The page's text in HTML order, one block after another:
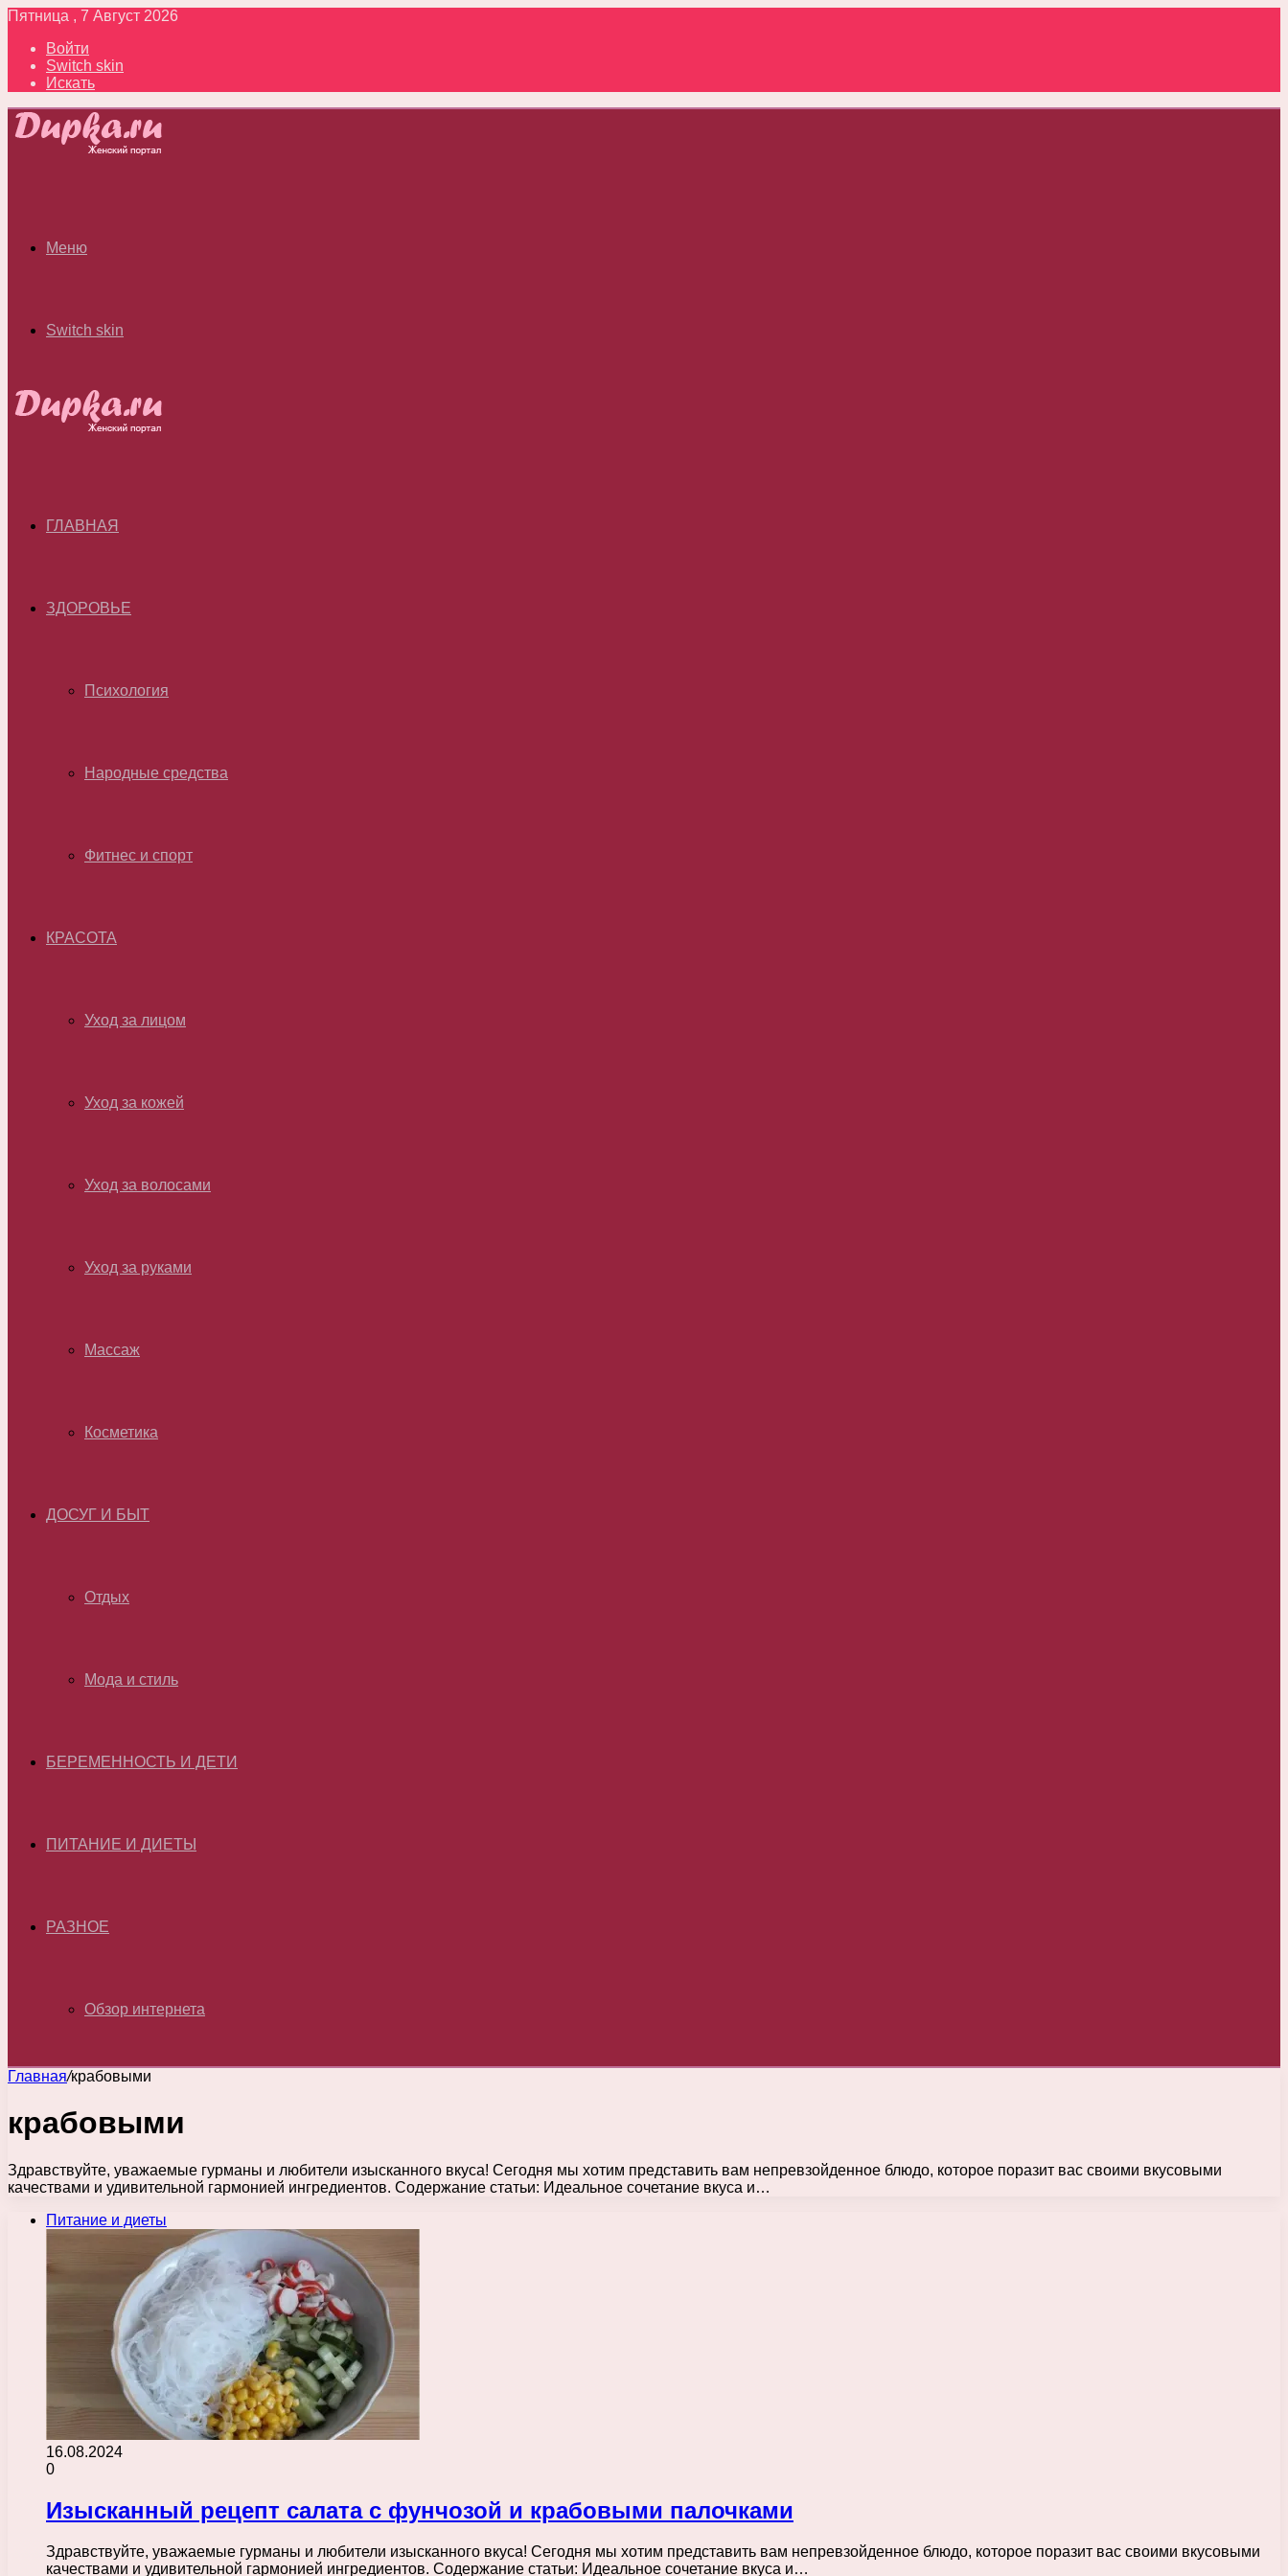
Пятница , 7 Август 2026
Войти
Switch skin
Искать
Меню
Switch skin
ГЛАВНАЯ
ЗДОРОВЬЕ
Психология
Народные средства
Фитнес и спорт
КРАСОТА
Уход за лицом
Уход за кожей
Уход за волосами
Уход за руками
Массаж
Косметика
ДОСУГ И БЫТ
Отдых
Мода и стиль
БЕРЕМЕННОСТЬ И ДЕТИ
ПИТАНИЕ И ДИЕТЫ
РАЗНОЕ
Обзор интернета
Главная/крабовыми
крабовыми
Здравствуйте, уважаемые гурманы и любители изысканного вкуса! Сегодня мы хотим представить вам непревзойденное блюдо, которое поразит вас своими вкусовыми
качествами и удивительной гармонией ингредиентов. Содержание статьи: Идеальное сочетание вкуса и…
Питание и диеты
16.08.2024
0
Изысканный рецепт салата с фунчозой и крабовыми палочками
Здравствуйте, уважаемые гурманы и любители изысканного вкуса! Сегодня мы хотим представить вам непревзойденное блюдо, которое поразит вас своими вкусовыми
качествами и удивительной гармонией ингредиентов. Содержание статьи: Идеальное сочетание вкуса и…